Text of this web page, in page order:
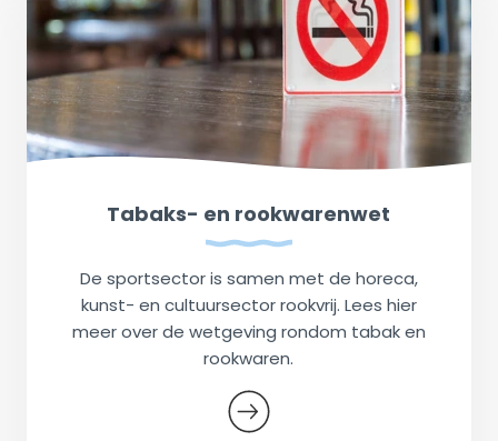
Tabaks- en rookwarenwet
De sportsector is samen met de horeca,
kunst- en cultuursector rookvrij. Lees hier
meer over de wetgeving rondom tabak en
rookwaren.